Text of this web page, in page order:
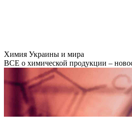
Перейти
к
содержанию
Химия Украины и мира
ВСЕ о химической продукции –